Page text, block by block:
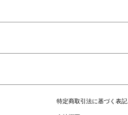
特定商取引法に基づく表記